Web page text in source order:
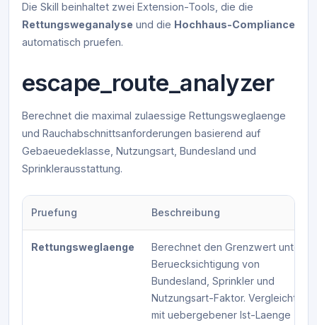
Die Skill beinhaltet zwei Extension-Tools, die die
Rettungsweganalyse und die Hochhaus-Compliance
automatisch pruefen.
escape_route_analyzer
Berechnet die maximal zulaessige Rettungsweglaenge
und Rauchabschnittsanforderungen basierend auf
Gebaeuedeklasse, Nutzungsart, Bundesland und
Sprinklerausstattung.
Pruefung Beschreibung
Rettungsweglaenge
Berechnet den Grenzwert unter
Beruecksichtigung von
Bundesland, Sprinkler und
Nutzungsart-Faktor. Vergleicht
mit uebergebener Ist-Laenge